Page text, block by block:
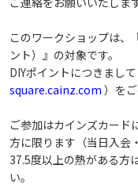
このワークショップは、
ント）』の対象です。
DIYポイントにつきまし
square.cainz.com ）を
ご参加はカインズカード
方に限ります（当日入会
37.5度以上の熱がある方
い。